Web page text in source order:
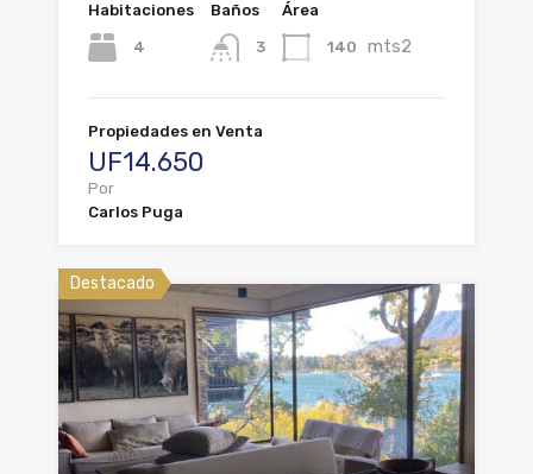
Habitaciones
4
Baños
3
Área
140 mts2
Propiedades en Venta
UF14.650
Por
Carlos Puga
Destacado